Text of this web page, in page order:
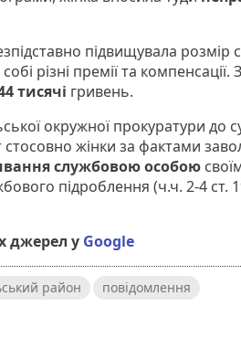
підвищувала розмір
різні премії та компенсації.
тисячі гривень.
окружної прокуратури до
жінки за фактами
службовою особою
підроблення (ч.ч. 2-4 ст.
джерел у Google
район повідомлення